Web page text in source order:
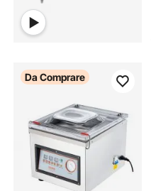
Da Comprare